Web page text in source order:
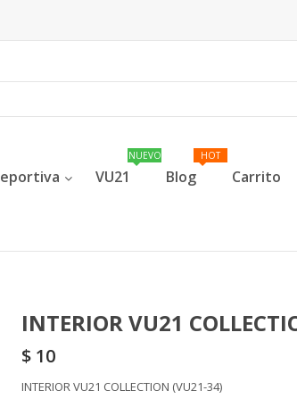
VU21 Blog Carrito
INTERIOR VU21
$ 10
INTERIOR VU21 COLLECTION (VU21-34)